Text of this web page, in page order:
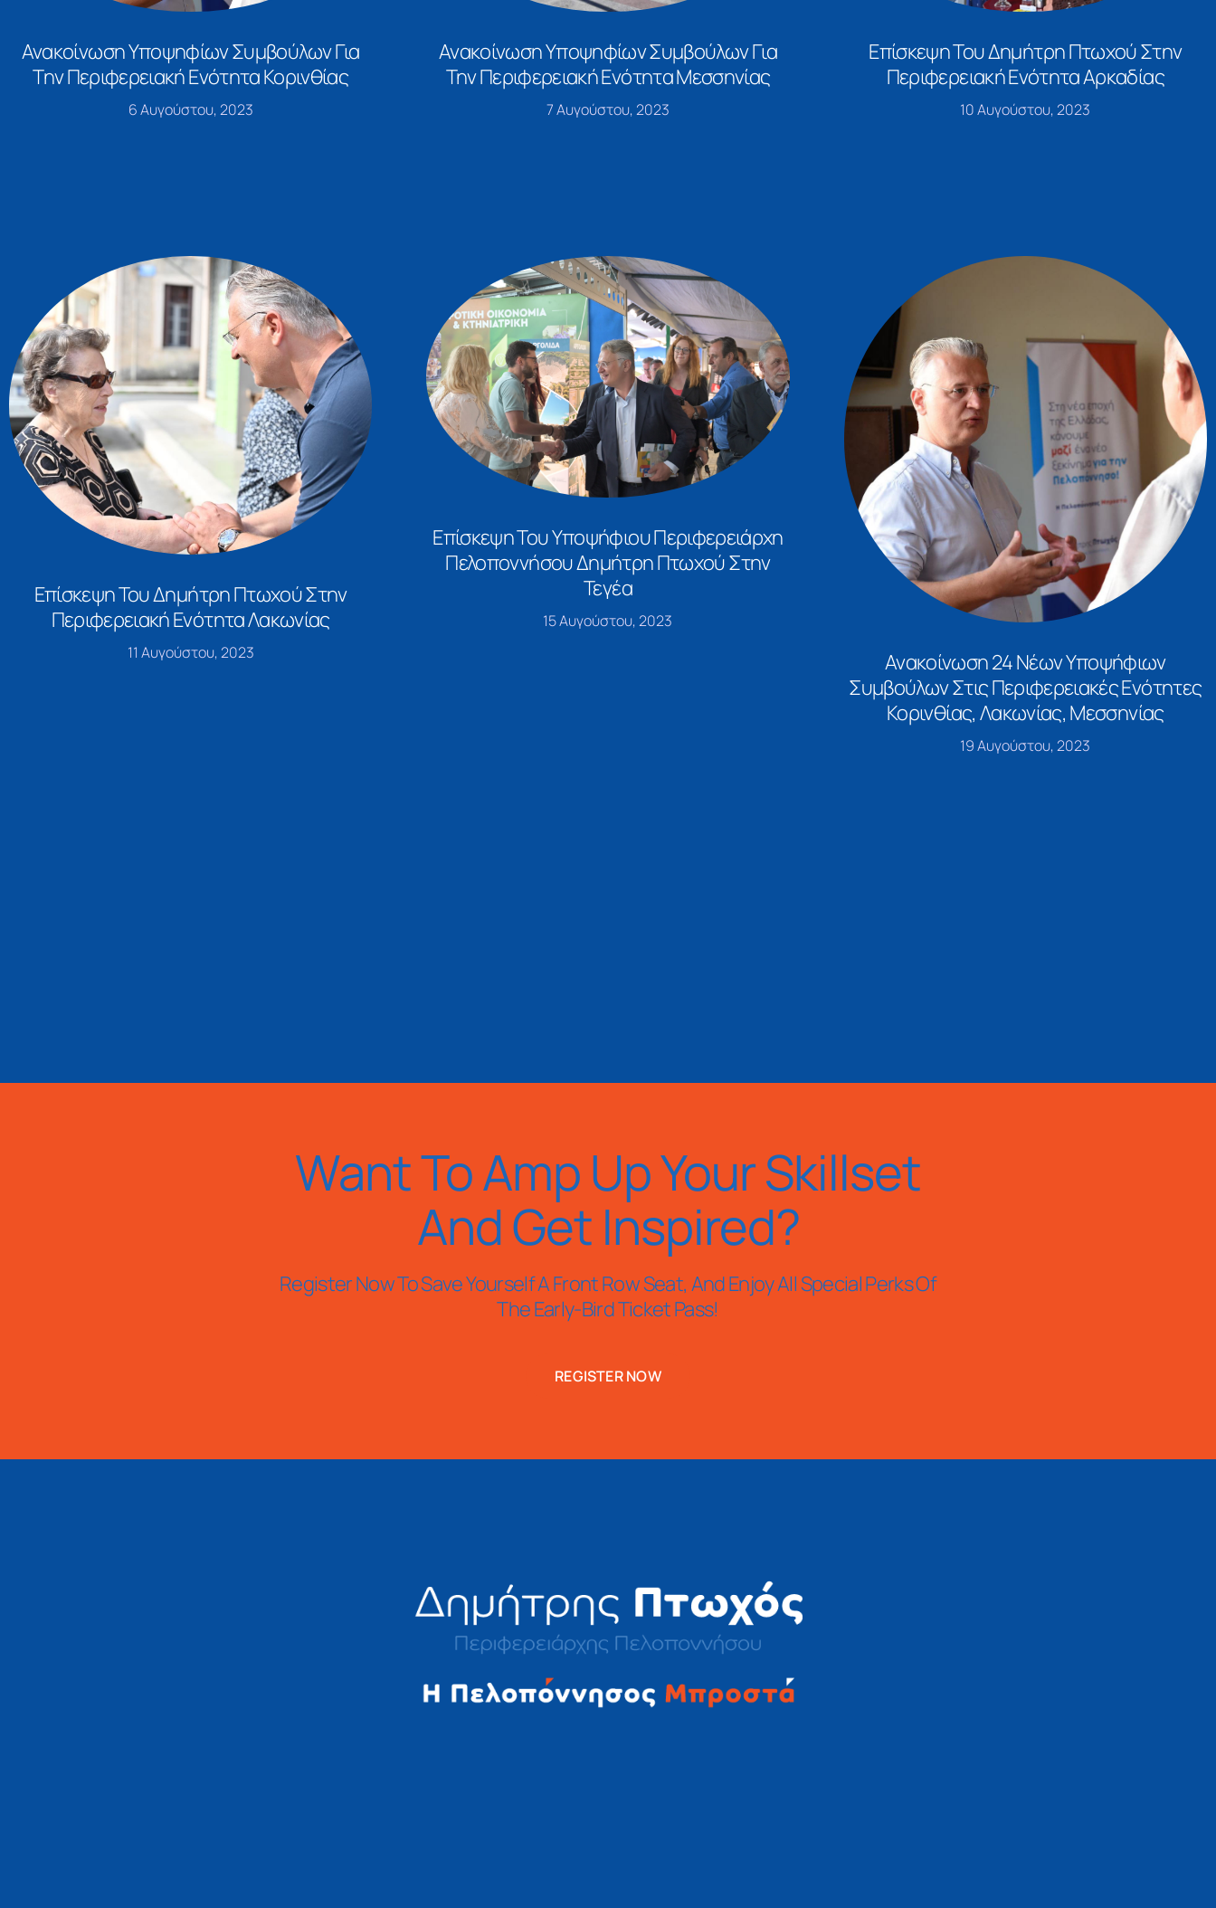
Ανακοίνωση Υποψηφίων Συμβούλων Για
Την Περιφερειακή Ενότητα Κορινθίας
6 Αυγούστου, 2023
Ανακοίνωση Υποψηφίων Συμβούλων Για
Την Περιφερειακή Ενότητα Μεσσηνίας
7 Αυγούστου, 2023
Επίσκεψη Του Δημήτρη Πτωχού Στην
Περιφερειακή Ενότητα Αρκαδίας
10 Αυγούστου, 2023
Επίσκεψη Του Δημήτρη Πτωχού Στην
Περιφερειακή Ενότητα Λακωνίας
11 Αυγούστου, 2023
Επίσκεψη Του Υποψήφιου Περιφερειάρχη
Πελοποννήσου Δημήτρη Πτωχού Στην
Τεγέα
15 Αυγούστου, 2023
Ανακοίνωση 24 Νέων Υποψήφιων
Συμβούλων Στις Περιφερειακές Ενότητες
Κορινθίας, Λακωνίας, Μεσσηνίας
19 Αυγούστου, 2023
Want To Amp Up Your Skillset
And Get Inspired?
Register Now To Save Yourself A Front Row Seat, And Enjoy All Special Perks Of
The Early-Bird Ticket Pass!
REGISTER NOW